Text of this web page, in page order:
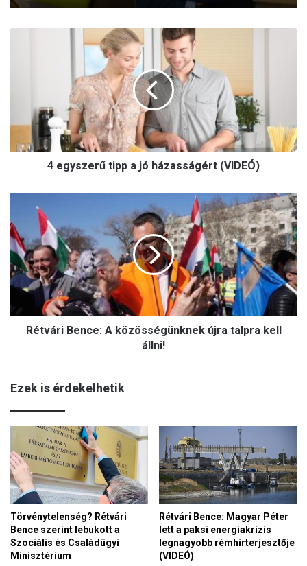
ű
p
a
j
ó
h
á
a
r
t
(
I
D
E
Ó
)
4 egyszerű tipp a jó házasságért (VIDEÓ)
t
v
á
r
i
e
A
ö
s
s
é
g
ü
n
k
n
Rétvári Bence: A közösségünknek újra talpra kell
állni!
Ezek is érdekelhetik
Törvénytelenség? Rétvári
Bence szerint lebukott a
Szociális és Családügyi
Minisztérium
Rétvári Bence: Magyar Péter
lett a paksi energiakrízis
legnagyobb rémhírterjesztője
(VIDEÓ)